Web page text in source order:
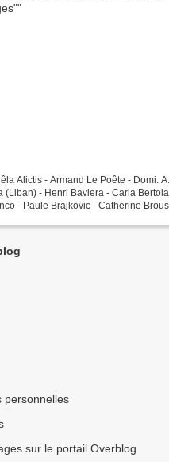
Alictis - Armand Le Poête - Domi.
(Liban) - Henri Baviera - Carla
- Paule Brajkovic - Catherine
personnelles
sur le portail Overblog